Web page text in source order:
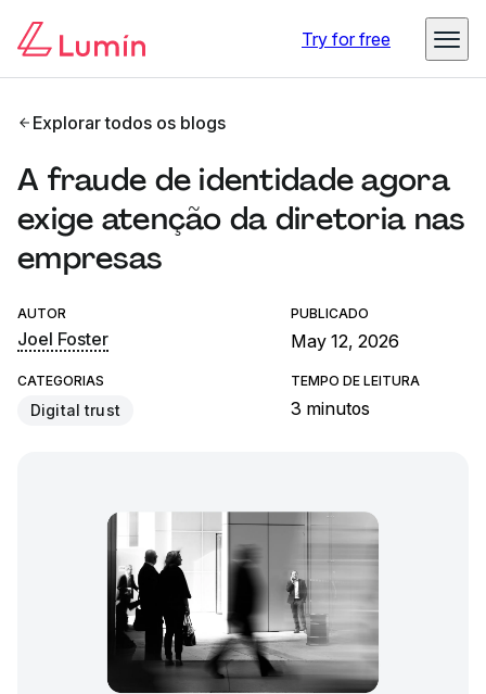
Try for free
Explorar todos os blogs
A fraude de identidade agora
exige atenção da diretoria nas
empresas
AUTOR
Joel Foster
PUBLICADO
May 12, 2026
CATEGORIAS
Digital trust
TEMPO DE LEITURA
3 minutos